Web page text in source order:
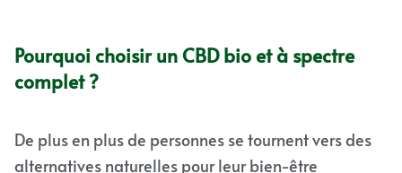
Pourquoi choisir un CBD bio et à spectre
complet ?
De plus en plus de personnes se tournent vers des
alternatives naturelles pour leur bien-être